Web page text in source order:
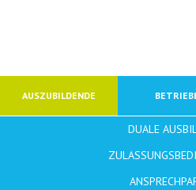
AUSZUBILDENDE
DUALE